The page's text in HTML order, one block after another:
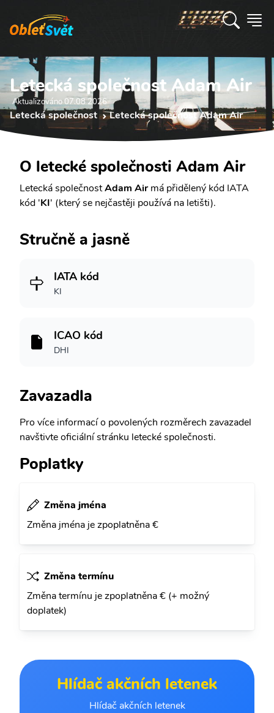
Letecká společnost Adam Air
Aktualizováno 07.08 2026
Letecká společnost Letecká společnost Adam Air
O letecké společnosti Adam Air
Letecká společnostAdam Airmá přidělený kód IATA
kód 'KI' (který se nejčastěji používá na letišti).
Stručně a jasně
IATA kód
KI
ICAO kód
DHI
Zavazadla
Pro více informací o povolených rozměrech zavazadel
navštivte oficiální stránku letecké společnosti.
Poplatky
Změna jména
Změna jména je zpoplatněna €
Změna termínu
Změna termínu je zpoplatněna € (+ možný
doplatek)
Hlídač akčních letenek
Hlídač akčních letenek